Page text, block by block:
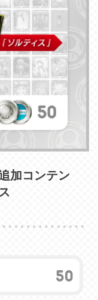
加コンテン
50